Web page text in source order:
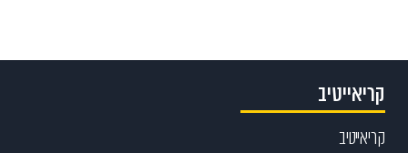
קריאייטיב
קריאייטיב